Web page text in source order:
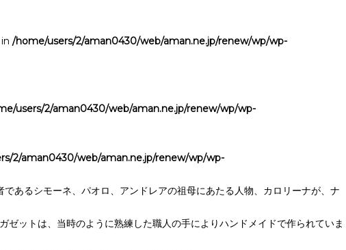
/home/users/2/aman0430/web/aman.ne.jp/renew/wp/wp-
users/2/aman0430/web/aman.ne.jp/renew/wp/wp-
2/aman0430/web/aman.ne.jp/renew/wp/wp-
あるシモーネ、パオロ、アンドレアの祖⺟にあたる⼈物、カロリーナが、ナ
ットは、当時のように熟練した職⼈の⼿によりハンドメイドで作られていま